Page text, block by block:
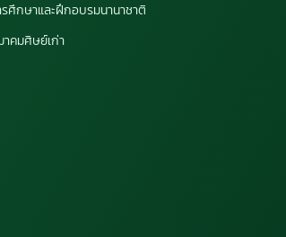
ศึกษาและฝึกอบรมนานาชาติ
คมศิษย์เก่า